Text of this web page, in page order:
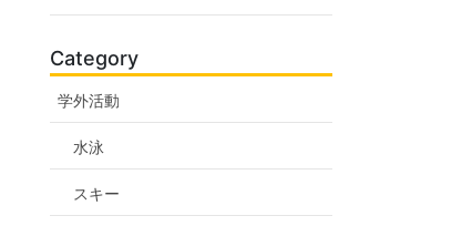
Category
学外活動
水泳
スキー